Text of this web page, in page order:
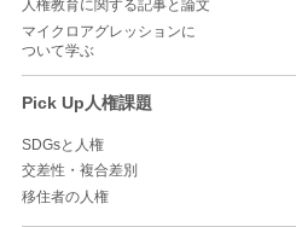
人権教育に関する記事と論文
マイクロアグレッションに
ついて学ぶ
Pick Up人権課題
SDGsと人権
交差性・複合差別
移住者の人権